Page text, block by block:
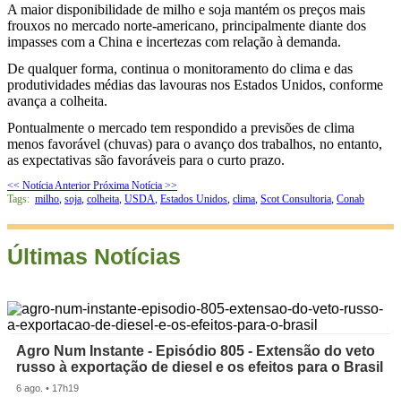
A maior disponibilidade de milho e soja mantém os preços mais
frouxos no mercado norte-americano, principalmente diante dos
impasses com a China e incertezas com relação à demanda.
De qualquer forma, continua o monitoramento do clima e das
produtividades médias das lavouras nos Estados Unidos, conforme
avança a colheita.
Pontualmente o mercado tem respondido a previsões de clima
menos favorável (chuvas) para o avanço dos trabalhos, no entanto,
as expectativas são favoráveis para o curto prazo.
<< Notícia Anterior Próxima Notícia >>
Tags: milho, soja, colheita, USDA, Estados Unidos, clima, Scot Consultoria, Conab
Últimas Notícias
Agro Num Instante - Episódio 805 - Extensão do veto
russo à exportação de diesel e os efeitos para o Brasil
6 ago. • 17h19